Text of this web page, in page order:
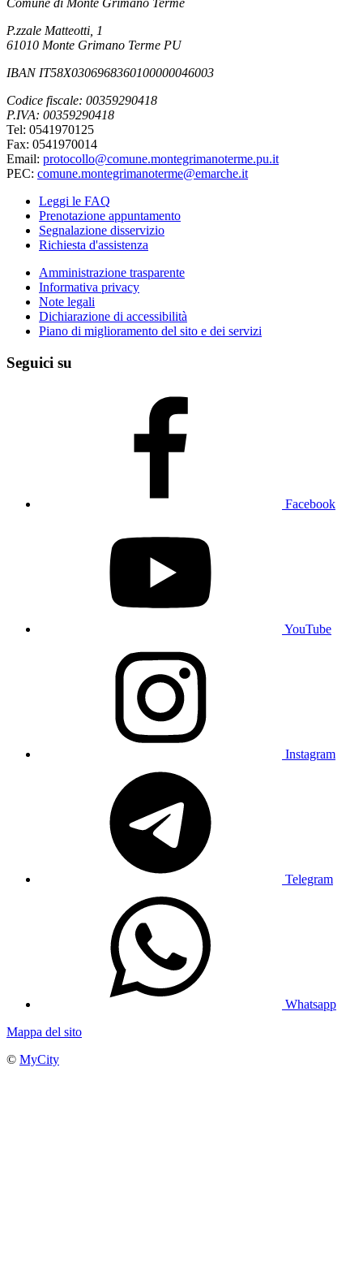
Comune di Monte Grimano Terme
P.zzale Matteotti, 1
61010 Monte Grimano Terme PU
IBAN IT58X0306968360100000046003
Codice fiscale: 00359290418
P.IVA: 00359290418
Tel: 0541970125
Fax: 0541970014
Email: protocollo@comune.montegrimanoterme.pu.it
PEC: comune.montegrimanoterme@emarche.it
Leggi le FAQ
Prenotazione appuntamento
Segnalazione disservizio
Richiesta d'assistenza
Amministrazione trasparente
Informativa privacy
Note legali
Dichiarazione di accessibilità
Piano di miglioramento del sito e dei servizi
Seguici su
Facebook
YouTube
Instagram
Telegram
Whatsapp
Mappa del sito
© MyCity